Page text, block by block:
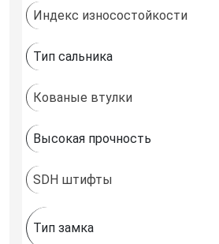
Индекс износостойкости
Тип сальника
Кованые втулки
Высокая прочность
SDH штифты
Тип замка